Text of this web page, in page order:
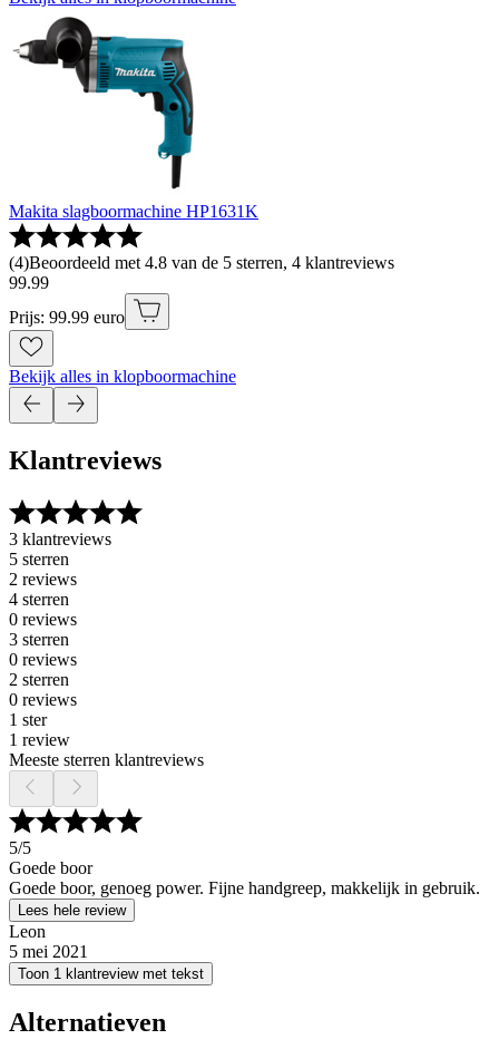
Makita slagboormachine HP1631K
(4)Beoordeeld met 4.8 van de 5 sterren, 4 klantreviews
99.99
Prijs: 99.99 euro
Bekijk alles in klopboormachine
Klantreviews
3 klantreviews
5 sterren
2 reviews
4 sterren
0 reviews
3 sterren
0 reviews
2 sterren
0 reviews
1 ster
1 review
Meeste sterren klantreviews
5/5
Goede boor
Goede boor, genoeg power. Fijne handgreep, makkelijk in gebruik.
Lees hele review
Leon
5 mei 2021
Toon 1 klantreview met tekst
Alternatieven